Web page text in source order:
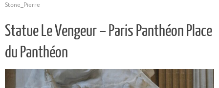
Stone_Pierre
Statue Le Vengeur – Paris Panthéon Place
du Panthéon